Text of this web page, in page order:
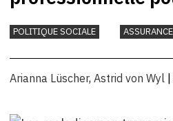
personnes
emplois
POLITIQUE SOCIALE
Arianna Lüscher, Astrid von Wyl